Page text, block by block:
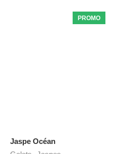
PROMO
Jaspe Océan